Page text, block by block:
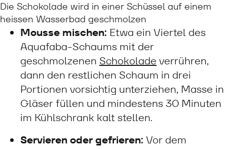
Die Schokolade wird in einer Schüssel auf einem
heissen Wasserbad geschmolzen
Mousse mischen: Etwa ein Viertel des
Aquafaba-Schaums mit der
geschmolzenen Schokolade verrühren,
dann den restlichen Schaum in drei
Portionen vorsichtig unterziehen, Masse in
Gläser füllen und mindestens 30 Minuten
im Kühlschrank kalt stellen.
Servieren oder gefrieren: Vor dem